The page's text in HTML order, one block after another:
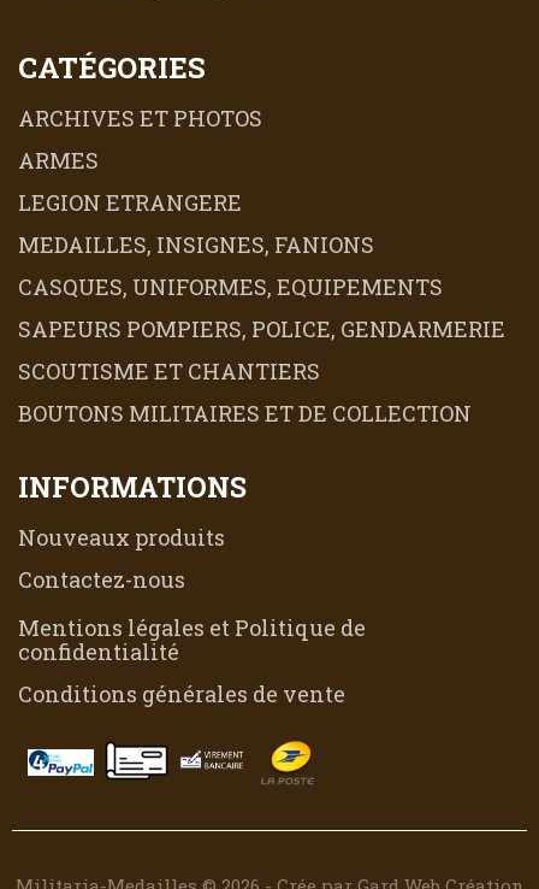
CATÉGORIES
ARCHIVES ET PHOTOS
ARMES
LEGION ETRANGERE
MEDAILLES, INSIGNES, FANIONS
CASQUES, UNIFORMES, EQUIPEMENTS
SAPEURS POMPIERS, POLICE, GENDARMERIE
SCOUTISME ET CHANTIERS
BOUTONS MILITAIRES ET DE COLLECTION
INFORMATIONS
Nouveaux produits
Contactez-nous
Mentions légales et Politique de
confidentialité
Conditions générales de vente